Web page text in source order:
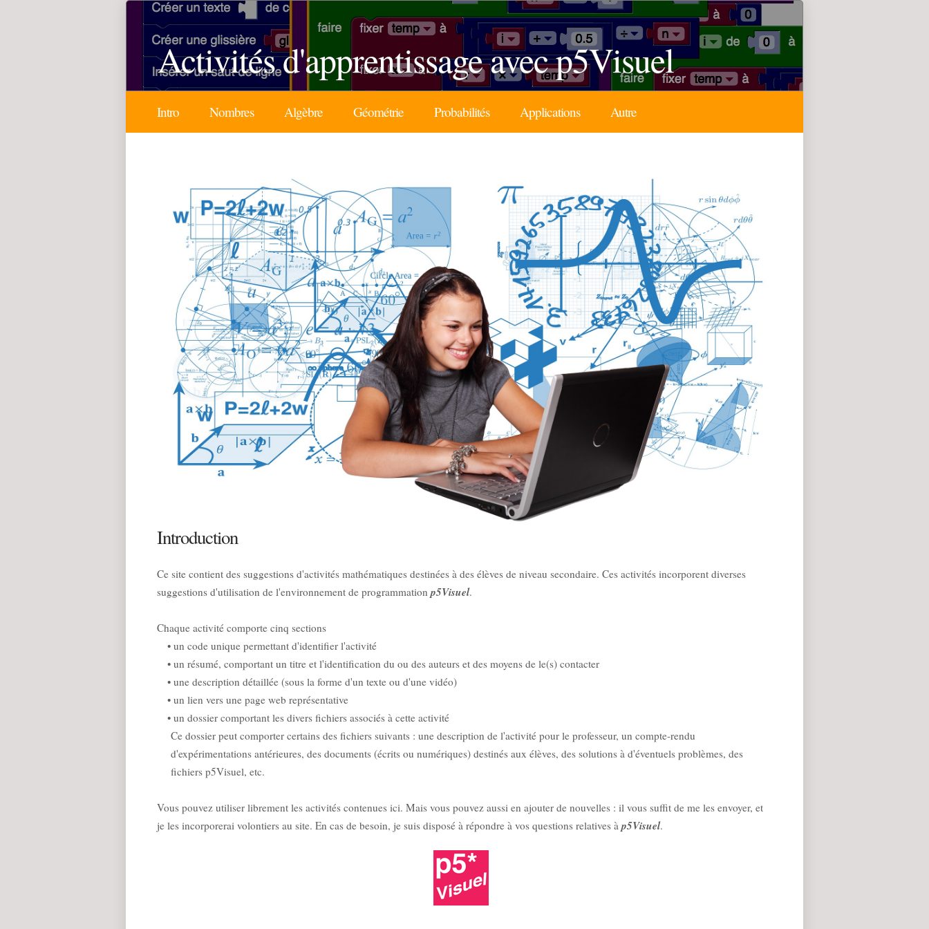
Activités d'apprentissage avec p5Visuel
Intro Nombres Algèbre Géométrie Probabilités Applications Autre
Introduction
Ce site contient des suggestions d'activités mathématiques destinées à des élèves de niveau secondaire. Ces activités incorporent diverses
suggestions d'utilisation de l'environnement de programmation p5Visuel.
Chaque activité comporte cinq sections
• un code unique permettant d'identifier l'activité
• un résumé, comportant un titre et l'identification du ou des auteurs et des moyens de le(s) contacter
• une description détaillée (sous la forme d'un texte ou d'une vidéo)
• un lien vers une page web représentative
• un dossier comportant les divers fichiers associés à cette activité
Ce dossier peut comporter certains des fichiers suivants : une description de l'activité pour le professeur, un compte-rendu
d'expérimentations antérieures, des documents (écrits ou numériques) destinés aux élèves, des solutions à d'éventuels problèmes, des
fichiers p5Visuel, etc.
Vous pouvez utiliser librement les activités contenues ici. Mais vous pouvez aussi en ajouter de nouvelles : il vous suffit de me les envoyer, et
je les incorporerai volontiers au site. En cas de besoin, je suis disposé à répondre à vos questions relatives à p5Visuel.